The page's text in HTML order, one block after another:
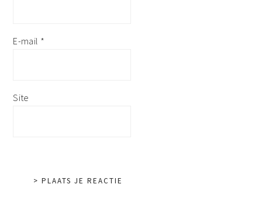
E-mail *
Site